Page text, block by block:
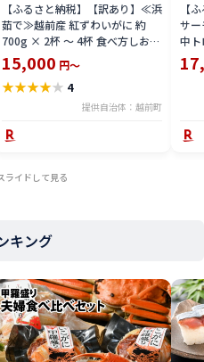
【ふるさと納税】【訳あり】≪浜
茹で≫越前産 紅ずわいがに 約
700g × 2杯 〜 4杯 食べ方しおり
付【紅ズワイガニ カニ かに 蟹 姿
ボイル 冷蔵 福井県】【4月発送
分】希望日指定不可
15,000 円～
★★★★★ 4
提供自治体：越前町
【
サ
中
小
鮪 】
ライドして見る
キング